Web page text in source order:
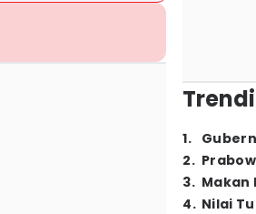
1.
2.
3. Makan
4. Nilai